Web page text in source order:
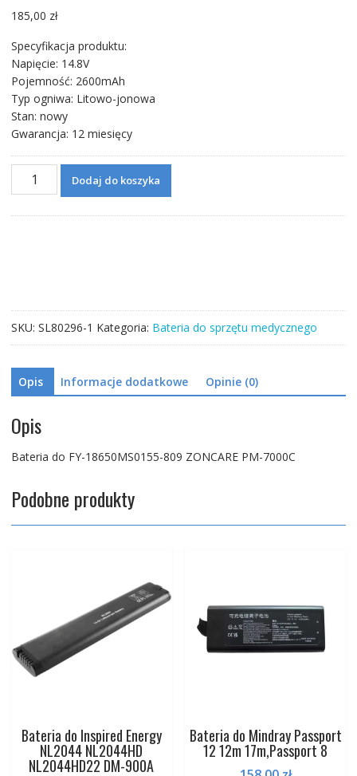
185,00 zł
Specyfikacja produktu:
Napięcie: 14.8V
Pojemność: 2600mAh
Typ ogniwa: Litowo-jonowa
Stan: nowy
Gwarancja: 12 miesięcy
ilość
Bateria
7000C
Dodaj do koszyka
SKU: SL80296-1 Kategoria: Bateria do sprzętu medycznego
Opis Informacje dodatkowe Opinie (0)
Opis
Bateria do FY-18650MS0155-809 ZONCARE PM-7000C
Podobne produkty
Bateria do Inspired Energy
NL2044 NL2044HD
NL2044HD22 DM-900A
Bateria do Mindray Passport
12 12m 17m,Passport 8